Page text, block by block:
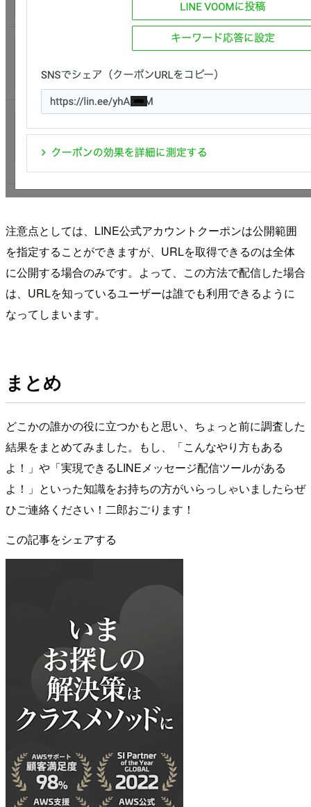
注意点としては、LINE公式アカウントクーポンは公開範囲
を指定することができますが、URLを取得できるのは全体
に公開する場合のみです。よって、この方法で配信した場合
は、URLを知っているユーザーは誰でも利用できるように
なってしまいます。
まとめ
どこかの誰かの役に立つかもと思い、ちょっと前に調査した
結果をまとめてみました。もし、「こんなやり方もある
よ！」や「実現できるLINEメッセージ配信ツールがある
よ！」といった知識をお持ちの方がいらっしゃいましたらぜ
ひご連絡ください！二郎おごります！
この記事をシェアする